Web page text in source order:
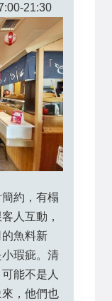
21:30
約，有榻
人互動，
魚料新
瑕疵。清
能不是人
，他們也